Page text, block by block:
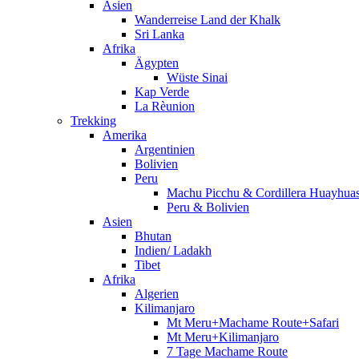
Asien
Wanderreise Land der Khalk
Sri Lanka
Afrika
Ägypten
Wüste Sinai
Kap Verde
La Rèunion
Trekking
Amerika
Argentinien
Bolivien
Peru
Machu Picchu & Cordillera
Peru & Bolivien
Asien
Bhutan
Indien/ Ladakh
Tibet
Afrika
Algerien
Kilimanjaro
Mt Meru+Machame Route+Safari
Mt Meru+Kilimanjaro
7 Tage Machame Route